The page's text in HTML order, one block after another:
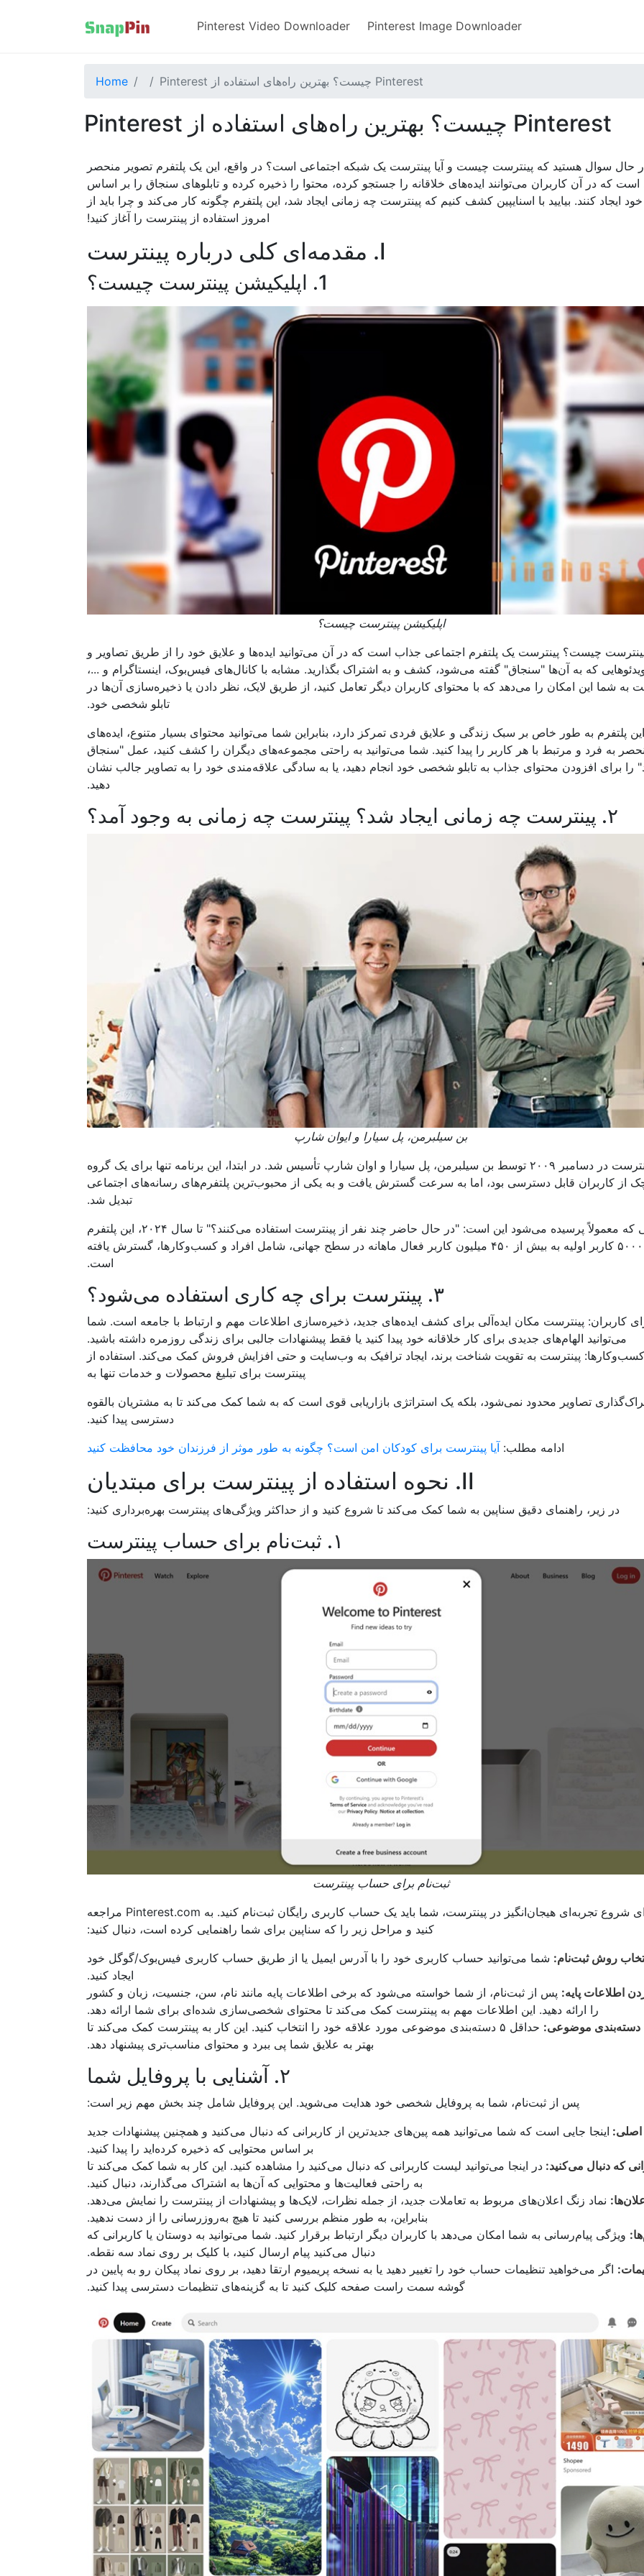
Pinterest Video Downloader Pinterest Image Downloader
Home Pinterest چیست؟ بهترین راه‌های استفاده از Pinterest
Pinterest چیست؟ بهترین راه‌های استفاده از Pinterest
حال سوال هستید که پینترست چیست و آیا پینترست یک شبکه اجتماعی است؟ در واقع، این یک پلتفرم تصویر منحصر
است که در آن کاربران می‌توانند ایده‌های خلاقانه را جستجو کرده، محتوا را ذخیره کرده و تابلوهای سنجاق را بر اساس
ایجاد کنند. بیایید با اسنایپین کشف کنیم که پینترست چه زمانی ایجاد شد، این پلتفرم چگونه کار می‌کند و چرا باید از
امروز استفاده از پینترست را آغاز کنید!
I. مقدمه‌ای کلی درباره پینترست
1. اپلیکیشن پینترست چیست؟
اپلیکیشن پینترست چیست؟
چیست؟ پینترست یک پلتفرم اجتماعی جذاب است که در آن می‌توانید ایده‌ها و علایق خود را از طریق تصاویر و
که به آن‌ها "سنجاق" گفته می‌شود، کشف و به اشتراک بگذارید. مشابه با کانال‌های فیس‌بوک، اینستاگرام و ...،
به شما این امکان را می‌دهد که با محتوای کاربران دیگر تعامل کنید، از طریق لایک، نظر دادن یا ذخیره‌سازی آن‌ها در
تابلو شخصی خود.
این پلتفرم به طور خاص بر سبک زندگی و علایق فردی تمرکز دارد، بنابراین شما می‌توانید محتوای بسیار متنوع، ایده‌های
به فرد و مرتبط با هر کاربر را پیدا کنید. شما می‌توانید به راحتی مجموعه‌های دیگران را کشف کنید، عمل "سنجاق
را برای افزودن محتوای جذاب به تابلو شخصی خود انجام دهید، یا به سادگی علاقه‌مندی خود را به تصاویر جالب نشان
دهید.
۲. پینترست چه زمانی ایجاد شد؟ پینترست چه زمانی به وجود آمد؟
بن سیلبرمن، پل سیارا و ایوان شارپ
پینترست در دسامبر ۲۰۰۹ توسط بن سیلبرمن، پل سیارا و اوان شارپ تأسیس شد. در ابتدا، این برنامه تنها برای یک گروه
از کاربران قابل دسترسی بود، اما به سرعت گسترش یافت و به یکی از محبوب‌ترین پلتفرم‌های رسانه‌های اجتماعی
تبدیل شد.
سؤالی که معمولاً پرسیده می‌شود این است: "در حال حاضر چند نفر از پینترست استفاده می‌کنند؟" تا سال ۲۰۲۴، این پلتفرم
از ۵۰۰۰ کاربر اولیه به بیش از ۴۵۰ میلیون کاربر فعال ماهانه در سطح جهانی، شامل افراد و کسب‌وکارها، گسترش یافته
است.
۳. پینترست برای چه کاری استفاده می‌شود؟
کاربران: پینترست مکان ایده‌آلی برای کشف ایده‌های جدید، ذخیره‌سازی اطلاعات مهم و ارتباط با جامعه است. شما
می‌توانید الهام‌های جدیدی برای کار خلاقانه خود پیدا کنید یا فقط پیشنهادات جالبی برای زندگی روزمره داشته باشید.
پینترست به تقویت شناخت برند، ایجاد ترافیک به وب‌سایت و حتی افزایش فروش کمک می‌کند. استفاده از
پینترست برای تبلیغ محصولات و خدمات تنها به
تصاویر محدود نمی‌شود، بلکه یک استراتژی بازاریابی قوی است که به شما کمک می‌کند تا به مشتریان بالقوه
دسترسی پیدا کنید.
ادامه مطلب: آیا پینترست برای کودکان امن است؟ چگونه به طور موثر از فرزندان خود محافظت کنید
II. نحوه استفاده از پینترست برای مبتدیان
در زیر، راهنمای دقیق سناپین به شما کمک می‌کند تا شروع کنید و از حداکثر ویژگی‌های پینترست بهره‌برداری کنید:
۱. ثبت‌نام برای حساب پینترست
ثبت‌نام برای حساب پینترست
برای شروع تجربه‌ای هیجان‌انگیز در پینترست، شما باید یک حساب کاربری رایگان ثبت‌نام کنید. به Pinterest.com مراجعه
کنید و مراحل زیر را که سناپین برای شما راهنمایی کرده است، دنبال کنید:
روش ثبت‌نام: شما می‌توانید حساب کاربری خود را با آدرس ایمیل یا از طریق حساب کاربری فیس‌بوک/گوگل خود
ایجاد کنید.
اطلاعات پایه: پس از ثبت‌نام، از شما خواسته می‌شود که برخی اطلاعات پایه مانند نام، سن، جنسیت، زبان و کشور
را ارائه دهید. این اطلاعات مهم به پینترست کمک می‌کند تا محتوای شخصی‌سازی شده‌ای برای شما ارائه دهد.
دسته‌بندی موضوعی:
حداقل ۵ دسته‌بندی موضوعی مورد علاقه خود را انتخاب کنید. این کار به پینترست کمک می‌کند تا
بهتر به علایق شما پی ببرد و محتوای مناسب‌تری پیشنهاد دهد.
۲. آشنایی با پروفایل شما
پس از ثبت‌نام، شما به پروفایل شخصی خود هدایت می‌شوید. این پروفایل شامل چند بخش مهم زیر است:
اینجا جایی است که شما می‌توانید همه پین‌های جدیدترین از کاربرانی که دنبال می‌کنید و همچنین پیشنهادات جدید
بر اساس محتوایی که ذخیره کرده‌اید را پیدا کنید.
که دنبال می‌کنید: در اینجا می‌توانید لیست کاربرانی که دنبال می‌کنید را مشاهده کنید. این کار به شما کمک می‌کند تا
به راحتی فعالیت‌ها و محتوایی که آن‌ها به اشتراک می‌گذارند، دنبال کنید.
نماد زنگ اعلان‌های مربوط به تعاملات جدید، از جمله نظرات، لایک‌ها و پیشنهادات از پینترست را نمایش می‌دهد.
بنابراین، به طور منظم بررسی کنید تا هیچ به‌روزرسانی را از دست ندهید.
ویژگی پیام‌رسانی به شما امکان می‌دهد با کاربران دیگر ارتباط برقرار کنید. شما می‌توانید به دوستان یا کاربرانی که
دنبال می‌کنید پیام ارسال کنید، با کلیک بر روی نماد سه نقطه.
اگر می‌خواهید تنظیمات حساب خود را تغییر دهید یا به نسخه پریمیوم ارتقا دهید، بر روی نماد پیکان رو به پایین در
گوشه سمت راست صفحه کلیک کنید تا به گزینه‌های تنظیمات دسترسی پیدا کنید.